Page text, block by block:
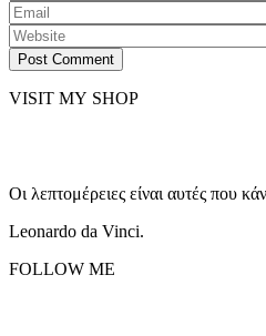
Post Comment
VISIT MY SHOP
Οι λεπτομέρειες είναι αυτές που
Leonardo da Vinci.
FOLLOW ME